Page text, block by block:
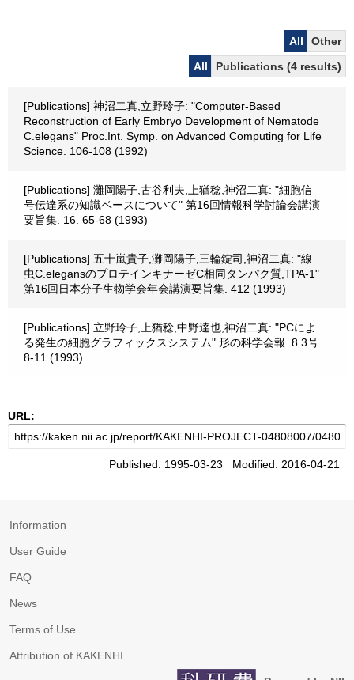
All
Other
All
Publications (4 results)
[Publications] 神沼二真,立野玲子: "Computer-Based
Reconstruction of Early Embryo Development of Nematode
C.elegans" Proc.Int. Symp. on Advanced Computing for Life
Science. 106-108 (1992)
[Publications] 灘岡陽子,古谷利夫,上猶稔,神沼二真: "細胞信
号伝達系の知識ベースについて" 第16回情報科学討論会講演
要旨集. 16. 65-68 (1993)
[Publications] 五十嵐貴子,灘岡陽子,三輪錠司,神沼二真: "線
虫C.elegansのプロテインキナーゼC相同タンパク質,TPA-1"
第16回日本分子生物学会年会講演要旨集. 412 (1993)
[Publications] 立野玲子,上猶稔,中野達也,神沼二真: "PCによ
る発生の細胞グラフィックスシステム" 形の科学会報. 8.3号.
8-11 (1993)
URL:
Published: 1995-03-23 Modified: 2016-04-21
Information
User Guide
FAQ
News
Terms of Use
Attribution of KAKENHI